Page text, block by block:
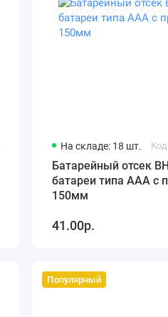
На складе: 18 шт. Код
Батарейный отсек
батареи типа AАА с
150мм
41.00р.
Популярный